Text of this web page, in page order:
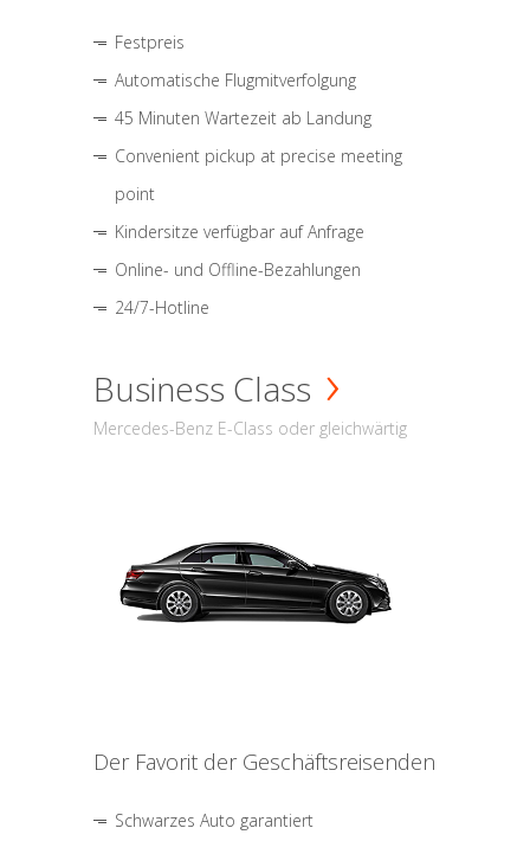
Festpreis
Automatische Flugmitverfolgung
45 Minuten Wartezeit ab Landung
Convenient pickup at precise meeting
point
Kindersitze verfügbar auf Anfrage
Online- und Offline-Bezahlungen
24/7-Hotline
Business Class
Mercedes-Benz E-Class oder gleichwärtig
Der Favorit der Geschäftsreisenden
Schwarzes Auto garantiert